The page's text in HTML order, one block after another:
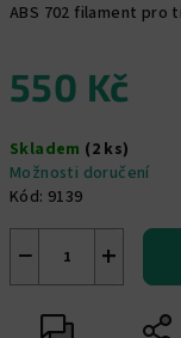
ABS 702 filament pro
550 Kč
cena:
Skladem (2 ks)
Možnosti doručení
Kód: 9139
+
−